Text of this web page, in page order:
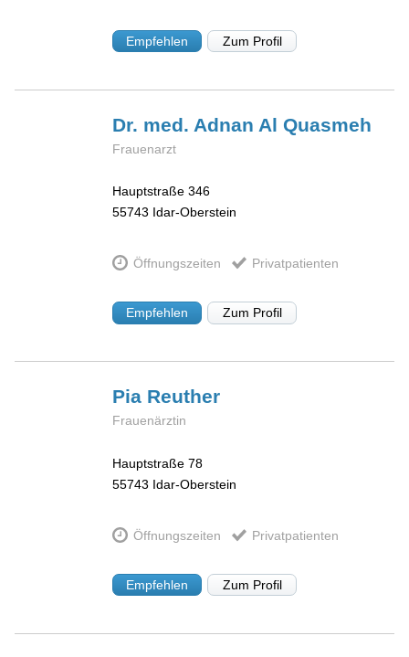
Empfehlen Zum Profil
Dr. med. Adnan Al Quasmeh
Frauenarzt
Hauptstraße 346
55743 Idar-Oberstein
Öffnungszeiten Privatpatienten
Empfehlen Zum Profil
Pia Reuther
Frauenärztin
Hauptstraße 78
55743 Idar-Oberstein
Öffnungszeiten Privatpatienten
Empfehlen Zum Profil